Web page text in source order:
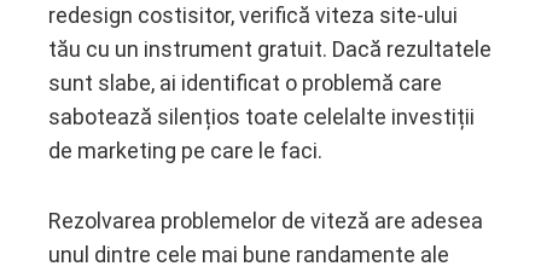
redesign costisitor, verifică viteza site-ului
tău cu un instrument gratuit. Dacă rezultatele
sunt slabe, ai identificat o problemă care
sabotează silențios toate celelalte investiții
de marketing pe care le faci.
Rezolvarea problemelor de viteză are adesea
unul dintre cele mai bune randamente ale